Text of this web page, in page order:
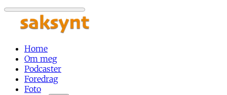
Home
Om meg
Podcaster
Foredrag
Foto